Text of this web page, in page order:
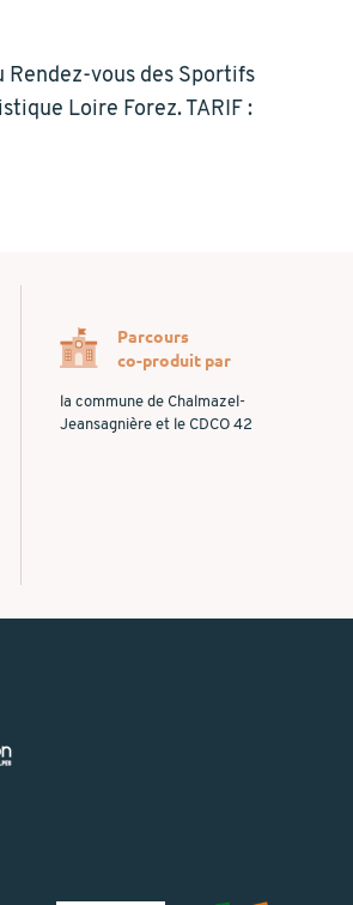
Rendez-vous des Sportifs
Loire Forez. TARIF :
Parcours
co-produit par
la commune de Chalmazel-
Jeansagnière et le CDCO 42